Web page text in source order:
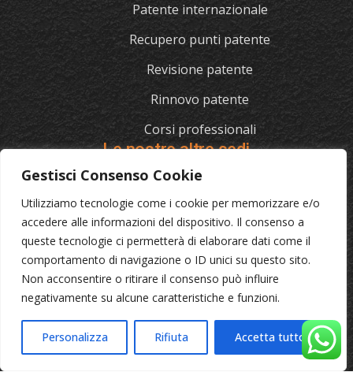
Gestisci Consenso Cookie
Utilizziamo tecnologie come i cookie per memorizzare e/o
accedere alle informazioni del dispositivo. Il consenso a
queste tecnologie ci permetterà di elaborare dati come il
comportamento di navigazione o ID unici su questo sito.
Non acconsentire o ritirare il consenso può influire
negativamente su alcune caratteristiche e funzioni.
Personalizza Rifiuta Accetta tutto
Patente internazionale
Recupero punti patente
Revisione patente
Rinnovo patente
Corsi professionali
Le nostre altre sedi
L'AUTOSCUOLA
070/721841
Via Cagliari 129, 09012 Capoterra (Ca)
© 2023 L'Autoscuola • Partita IVA: 04046040921 •Privacy
Cookie Policy